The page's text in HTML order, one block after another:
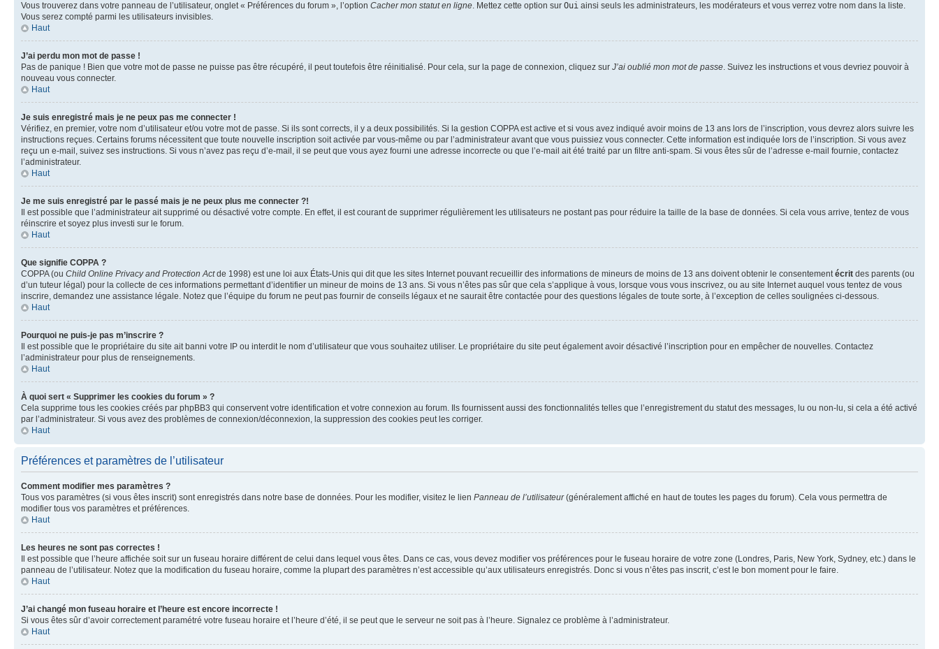
Vous trouverez dans votre panneau de l’utilisateur, onglet « Préférences du forum », l’option Cacher mon statut en ligne. Mettez cette option sur Oui ainsi seuls les administrateurs, les modérateurs et vous verrez votre nom dans la liste.
Vous serez compté parmi les utilisateurs invisibles.
Haut
J’ai perdu mon mot de passe !
Pas de panique ! Bien que votre mot de passe ne puisse pas être récupéré, il peut toutefois être réinitialisé. Pour cela, sur la page de connexion, cliquez sur J’ai oublié mon mot de passe. Suivez les instructions et vous devriez pouvoir à
nouveau vous connecter.
Haut
Je suis enregistré mais je ne peux pas me connecter !
Vérifiez, en premier, votre nom d’utilisateur et/ou votre mot de passe. Si ils sont corrects, il y a deux possibilités. Si la gestion COPPA est active et si vous avez indiqué avoir moins de 13 ans lors de l’inscription, vous devrez alors suivre les
instructions reçues. Certains forums nécessitent que toute nouvelle inscription soit activée par vous-même ou par l’administrateur avant que vous puissiez vous connecter. Cette information est indiquée lors de l’inscription. Si vous avez
reçu un e-mail, suivez ses instructions. Si vous n’avez pas reçu d’e-mail, il se peut que vous ayez fourni une adresse incorrecte ou que l’e-mail ait été traité par un filtre anti-spam. Si vous êtes sûr de l’adresse e-mail fournie, contactez
l’administrateur.
Haut
Je me suis enregistré par le passé mais je ne peux plus me connecter ?!
Il est possible que l’administrateur ait supprimé ou désactivé votre compte. En effet, il est courant de supprimer régulièrement les utilisateurs ne postant pas pour réduire la taille de la base de données. Si cela vous arrive, tentez de vous
réinscrire et soyez plus investi sur le forum.
Haut
Que signifie COPPA ?
COPPA (ou Child Online Privacy and Protection Actde 1998) est une loi aux États-Unis qui dit que les sites Internet pouvant recueillir des informations de mineurs de moins de 13 ans doivent obtenir le consentementécrit des parents (ou
d’un tuteur légal) pour la collecte de ces informations permettant d’identifier un mineur de moins de 13 ans. Si vous n’êtes pas sûr que cela s’applique à vous, lorsque vous vous inscrivez, ou au site Internet auquel vous tentez de vous
inscrire, demandez une assistance légale. Notez que l’équipe du forum ne peut pas fournir de conseils légaux et ne saurait être contactée pour des questions légales de toute sorte, à l’exception de celles soulignées ci-dessous.
Haut
Pourquoi ne puis-je pas m’inscrire ?
Il est possible que le propriétaire du site ait banni votre IP ou interdit le nom d’utilisateur que vous souhaitez utiliser. Le propriétaire du site peut également avoir désactivé l’inscription pour en empêcher de nouvelles. Contactez
l’administrateur pour plus de renseignements.
Haut
À quoi sert « Supprimer les cookies du forum » ?
Cela supprime tous les cookies créés par phpBB3 qui conservent votre identification et votre connexion au forum. Ils fournissent aussi des fonctionnalités telles que l’enregistrement du statut des messages, lu ou non-lu, si cela a été activé
par l’administrateur. Si vous avez des problèmes de connexion/déconnexion, la suppression des cookies peut les corriger.
Haut
Préférences et paramètres de l’utilisateur
Comment modifier mes paramètres ?
Tous vos paramètres (si vous êtes inscrit) sont enregistrés dans notre base de données. Pour les modifier, visitez le lien Panneau de l’utilisateur(généralement affiché en haut de toutes les pages du forum). Cela vous permettra de
modifier tous vos paramètres et préférences.
Haut
Les heures ne sont pas correctes !
Il est possible que l’heure affichée soit sur un fuseau horaire différent de celui dans lequel vous êtes. Dans ce cas, vous devez modifier vos préférences pour le fuseau horaire de votre zone (Londres, Paris, New York, Sydney, etc.) dans le
panneau de l’utilisateur. Notez que la modification du fuseau horaire, comme la plupart des paramètres n’est accessible qu’aux utilisateurs enregistrés. Donc si vous n’êtes pas inscrit, c’est le bon moment pour le faire.
Haut
J’ai changé mon fuseau horaire et l’heure est encore incorrecte !
Si vous êtes sûr d’avoir correctement paramétré votre fuseau horaire et l’heure d’été, il se peut que le serveur ne soit pas à l’heure. Signalez ce problème à l’administrateur.
Haut